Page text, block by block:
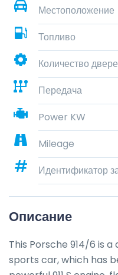
Местоположение
Топливо
Количество
Передача
Power KW
Mileage
Идентификатор
Описание
This Porsche 914/6 is
sports car, which has